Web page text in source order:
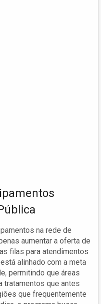
na rede de
aumentar a oferta de
filas para atendimentos
alinhado com a meta
permitindo que áreas
tratamentos que antes
que frequentemente